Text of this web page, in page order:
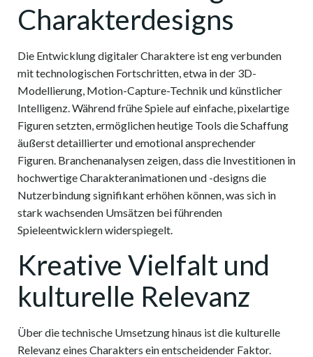
Charakterdesigns
Die Entwicklung digitaler Charaktere ist eng verbunden
mit technologischen Fortschritten, etwa in der 3D-
Modellierung, Motion-Capture-Technik und künstlicher
Intelligenz. Während frühe Spiele auf einfache, pixelartige
Figuren setzten, ermöglichen heutige Tools die Schaffung
äußerst detaillierter und emotional ansprechender
Figuren. Branchenanalysen zeigen, dass die Investitionen in
hochwertige Charakteranimationen und -designs die
Nutzerbindung signifikant erhöhen können, was sich in
stark wachsenden Umsätzen bei führenden
Spieleentwicklern widerspiegelt.
Kreative Vielfalt und
kulturelle Relevanz
Über die technische Umsetzung hinaus ist die kulturelle
Relevanz eines Charakters ein entscheidender Faktor.